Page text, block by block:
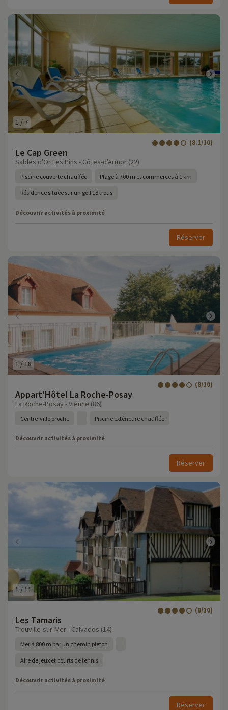
1 / 7
Le Cap Green
(8.1/10)
Sables d'Or Les Pins - Côtes-d'Armor (22)
Piscine couverte chauffée Plage à 700 m et commerces à 1 km
Résidence située sur un golf 18 trous
Découvrir activités à proximité
Réserver
1 /18
Appart'Hôtel La Roche-Posay
(8/10)
La Roche-Posay - Vienne (86)
Centre-ville proche Piscine extérieure chauffée
Découvrir activités à proximité
Réserver
1 / 11
Les Tamaris
(8/10)
Trouville-sur-Mer - Calvados (14)
Mer à 800 m par un chemin piéton
Aire de jeux et courts de tennis
Découvrir activités à proximité
Réserver